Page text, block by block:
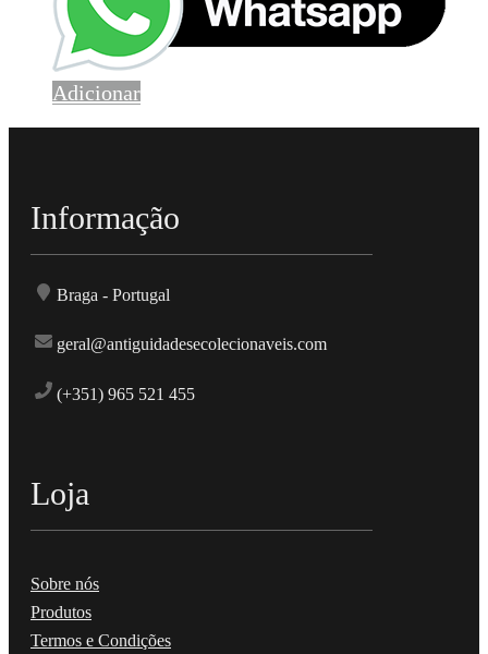
Adicionar
Informação
Braga - Portugal
geral@antiguidadesecolecionaveis.com
(+351) 965 521 455
Loja
Sobre nós
Produtos
Termos e Condições